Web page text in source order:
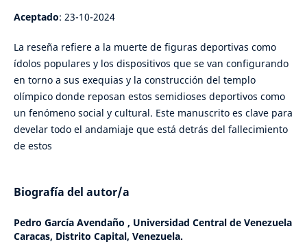
Aceptado: 23-10-2024
La reseña refiere a la muerte de figuras deportivas como
ídolos populares y los dispositivos que se van configurando
en torno a sus exequias y la construcción del templo
olímpico donde reposan estos semidioses deportivos como
un fenómeno social y cultural. Este manuscrito es clave para
develar todo el andamiaje que está detrás del fallecimiento
de estos
Biografía del autor/a
Pedro García Avendaño , Universidad Central de Venezuela
Caracas, Distrito Capital, Venezuela.